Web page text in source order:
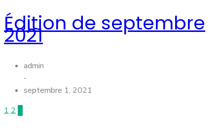
Édition de septembre
2021
admin
-
septembre 1, 2021
1 2